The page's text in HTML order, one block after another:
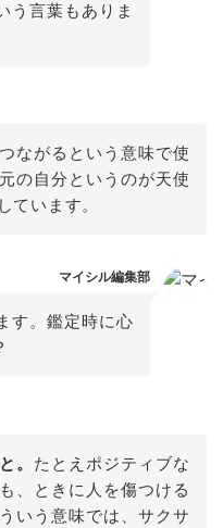
う言葉もありま
ながるという意味で使
の自分というのが天使
ています。
マイシル編集部
す。鑑定時に心
。 たとえポジティブな
、ときに人を傷つける
いう意味では、サクサ